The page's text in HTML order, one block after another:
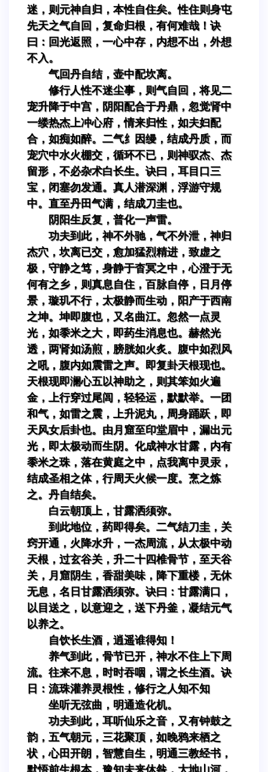
迷，则元神自归，本性自住矣。性住则身屯
先天之气自回，复命归根，有何难哉！诀
曰：回光返照，一心中存，内想不出，外想
不入。
气回丹自结，壶中配坎离。
修行人性不迷尘事，则气自回，将见二
宠升降于中宫，阴阳配合于丹鼎，忽觉肾中
一缕热杰上冲心府，情来归性，如夫妇配
合，如痴如醉。二气纟因缦，结成丹质，而
宠穴中水火棚交，循环不已，则神驭杰、杰
留形，不必杂术白长生。诀曰，耳目口三
宝，闭塞勿发通。真人潜深渊，浮游守规
中。直至丹田气满，结成刀圭也。
阴阳生反复，普化一声雷。
功夫到此，神不外驰，气不外泄，神归
杰穴，坎离已交，愈加猛烈精进，致虚之
极，守静之笃，身静于杳冥之中，心澄于无
何有之乡，则真息自住，百脉自停，日月停
景，璇玑不行，太极静而生动，阳产于西南
之坤。坤即腹也，又名曲江。忽然一点灵
光，如黍米之大，即药生消息也。赫然光
透，两肾如汤煎，膀胱如火炙。腹中如烈风
之吼，腹内如震雷之声。即复卦天根现也。
天根现即澜心五以神助之，则其笨如火遍
金，上行穿过尾闾，轻轻运，默默举。一团
和气，如雷之震，上升泥丸，周身踊跃，即
天风女后卦也。由月窟至印堂眉中，漏出元
光，即太极动而生阴。化成神水甘露，内有
黍米之珠，落在黄庭之中，点我离中灵汞，
结成圣相之体，行周天火候一度。烹之炼
之。丹自结矣。
白云朝顶上，甘露洒须弥。
到此地位，药即得矣。二气结刀圭，关
窍开通，火降水升，一杰周流，从太极中动
天根，过玄谷关，升二十四椎骨节，至天谷
关，月窟阴生，香甜美味，降下重楼，无休
无息，名日甘露洒须弥。诀曰：甘露满口，
以目送之，以意迎之，送下丹釜，凝结元气
以养之。
自饮长生酒，逍遥谁得知！
养气到此，骨节已开，神水不住上下周
流。往来不息，时时吞咽，谓之长生酒。诀
日：流珠灌养灵根性，修行之人知不知
坐听无弦曲，明通造化机。
功夫到此，耳听仙乐之音，又有钟鼓之
韵，五气朝元，三花聚顶，如晚鸦来栖之
状，心田开朗，智慧自生，明通三教经书，
默悟前生根本，豫知未来休咎，大地山河，